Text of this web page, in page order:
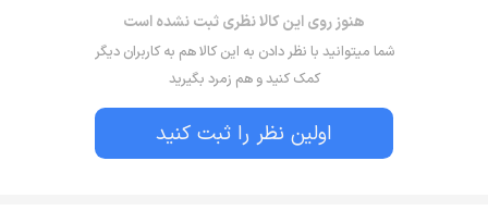
هنوز روی این کالا نظری ثبت نشده است
شما میتوانید با نظر دادن به این کالا هم به کاربران دیگر
کمک کنید و هم زمرد بگیرید
اولین نظر را ثبت کنید